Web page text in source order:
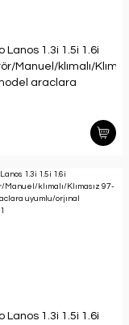
Lanos 1.3i 1.5i 1.6i
Manuel/klımalı/
araclara
No:96182261
Lanos 1.3i 1.5i 1.6i